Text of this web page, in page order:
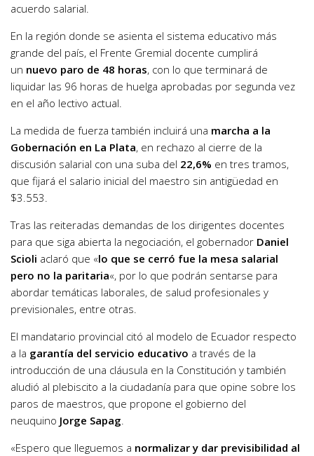
acuerdo salarial.
En la región donde se asienta el sistema educativo más
grande del país, el Frente Gremial docente cumplirá
un nuevo paro de 48 horas, con lo que terminará de
liquidar las 96 horas de huelga aprobadas por segunda vez
en el año lectivo actual.
La medida de fuerza también incluirá una marcha a la
Gobernación en La Plata, en rechazo al cierre de la
discusión salarial con una suba del 22,6% en tres tramos,
que fijará el salario inicial del maestro sin antigüedad en
$3.553.
Tras las reiteradas demandas de los dirigentes docentes
para que siga abierta la negociación, el gobernador Daniel
Scioli aclaró que «lo que se cerró fue la mesa salarial
pero no la paritaria«, por lo que podrán sentarse para
abordar temáticas laborales, de salud profesionales y
previsionales, entre otras.
El mandatario provincial citó al modelo de Ecuador respecto
a la garantía del servicio educativo a través de la
introducción de una cláusula en la Constitución y también
aludió al plebiscito a la ciudadanía para que opine sobre los
paros de maestros, que propone el gobierno del
neuquino Jorge Sapag.
«Espero que lleguemos a normalizar y dar previsibilidad al